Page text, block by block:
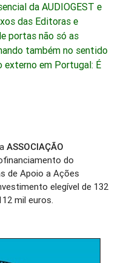
da AUDIOGEST e
das Editoras e
portas não só as
também no sentido
externo em Portugal: É
ASSOCIAÇÃO
do
de Apoio a Ações
elegível de 132
mil euros.